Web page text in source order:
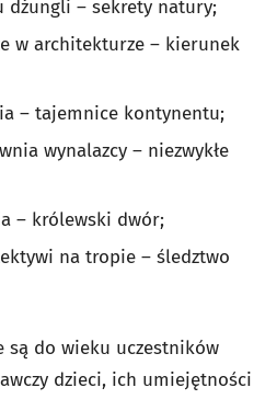
dżungli – sekrety natury;
w architekturze – kierunek
– tajemnice kontynentu;
wynalazcy – niezwykłe
– królewski dwór;
na tropie – śledztwo
są do wieku uczestników
dzieci, ich umiejętności